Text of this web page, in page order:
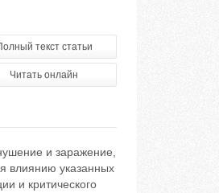
текст статьи
Читать онлайн
и заражение,
влиянию указанных
и критического